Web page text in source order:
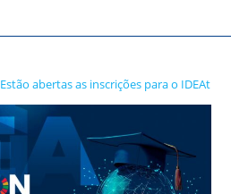
Estão abertas as inscrições para o